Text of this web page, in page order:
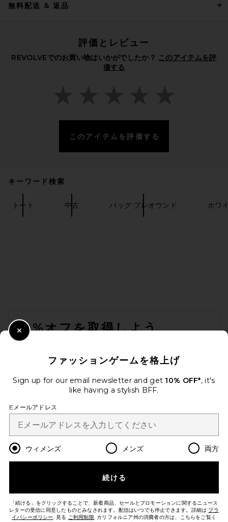
$24,000
FWRD Renew Hermes Swift
Constance 24 Shoulder Bag
in Red
FWRD RENEW
$13,000
Clemence JPG Shoulder
Birkin 42 Handbag in Bleu
FWRD RENEW
$14,000
無料配送 & 返品
評価とレビュー
REVOLVEでのお買い物はいかがでしたか？ このアイテムを評
価する
このアイテムを評価する
キーワード検索
トート 中古 バッグ プレオウンド ホワ
10%オフを取得しよう
プライバシーポリシー
Change Country Regions
ja USD
改善にご協力ください！
ファッションゲームを格上げ
Sign up for our email newsletter and get 10% OFF*, it's
like having a stylish BFF.
Eメールアドレス
ウィメンズ メンズ 両方
続ける
「続ける」をクリックすることで、新着商品、セールとプロモーションに関するニュース
レターの受信に同意したものとみなされます。配信はいつでも停止できます。詳細は プラ
イバシーポリシー. 見る ご利用制限. カリフォルニア州の消費者の方は、こちらをご覧く
Close Modal